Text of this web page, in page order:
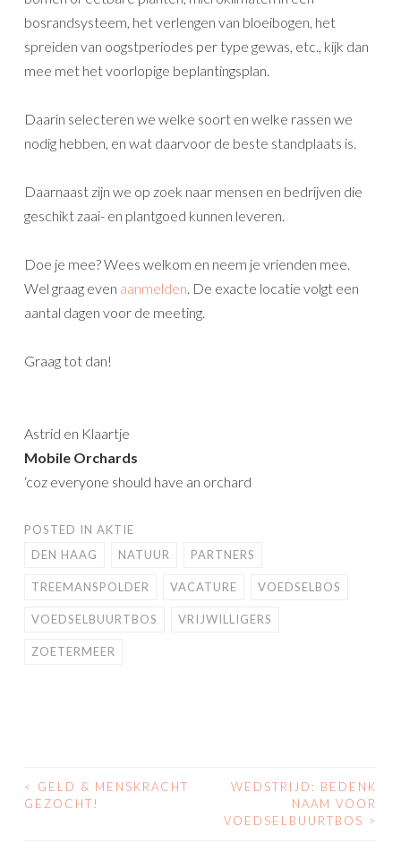
bosrandsysteem, het verlengen van bloeibogen, het
spreiden van oogstperiodes per type gewas, etc., kijk dan
mee met het voorlopige beplantingsplan.
Daarin selecteren we welke soort en welke rassen we
nodig hebben, en wat daarvoor de beste standplaats is.
Daarnaast zijn we op zoek naar mensen en bedrijven die
geschikt zaai- en plantgoed kunnen leveren.
Doe je mee? Wees welkom en neem je vrienden mee.
Wel graag even aanmelden. De exacte locatie volgt een
aantal dagen voor de meeting.
Graag tot dan!
Astrid en Klaartje
Mobile Orchards
‘coz everyone should have an orchard
POSTED IN AKTIE
DEN HAAG
NATUUR PARTNERS
TREEMANSPOLDER VACATURE VOEDSELBOS
VOEDSELBUURTBOS VRIJWILLIGERS
ZOETERMEER
POST
<
GELD & MENSKRACHT
GEZOCHT!
WEDSTRIJD: BEDENK
NAAM VOOR
VOEDSELBUURTBOS >